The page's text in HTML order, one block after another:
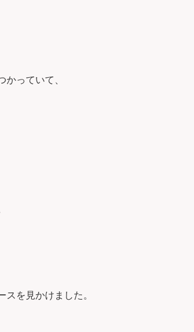
っていて、
を見かけました。